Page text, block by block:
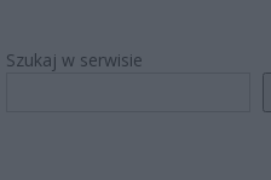
Szukaj w serwisie